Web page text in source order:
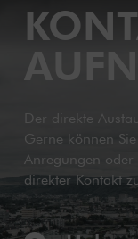
Der direkte
Gerne können
Anregungen
direkter Kontakt